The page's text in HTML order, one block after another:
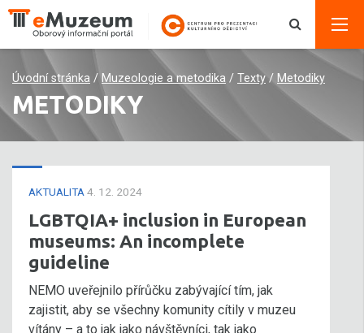
Úvodní stránka / Muzeologie a metodika / Texty/ Metodiky
METODIKY
AKTUALITA 4. 12. 2024
LGBTQIA+ inclusion in European
museums: An incomplete
guideline
NEMO uveřejnilo přírůčku zabývající tím, jak
zajistit, aby se všechny komunity cítily v muzeu
vítány – a to jak jako návštěvníci, tak jako